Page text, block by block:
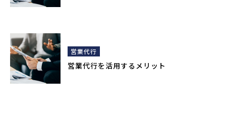
営業代行
営業代行を活用するメリット